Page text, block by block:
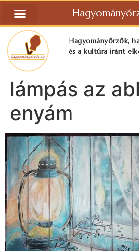
Hagyományőrzők,
és a kultúra iránt
lámpás az
enyám